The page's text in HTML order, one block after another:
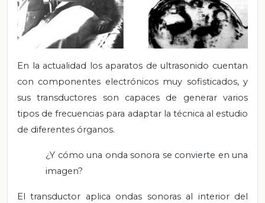
En la actualidad los aparatos de ultrasonido cuentan
con componentes electrónicos muy sofisticados, y
sus transductores son capaces de generar varios
tipos de frecuencias para adaptar la técnica al estudio
de diferentes órganos.
¿Y cómo una onda sonora se convierte en una
imagen?
El transductor aplica ondas sonoras al interior del